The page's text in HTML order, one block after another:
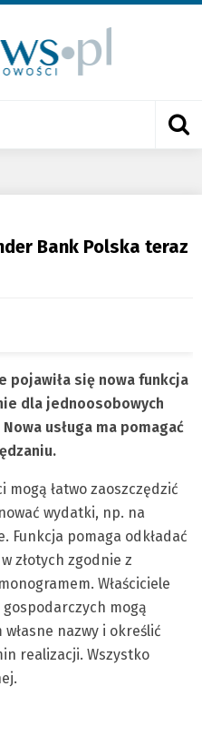
Bank Polska teraz
pojawiła się nowa funkcja
dla jednoosobowych
usługa ma pomagać
mogą łatwo zaoszczędzić
wydatki, np. na
Funkcja pomaga odkładać
w złotych zgodnie z
Właściciele
mogą
własne nazwy i określić
realizacji. Wszystko